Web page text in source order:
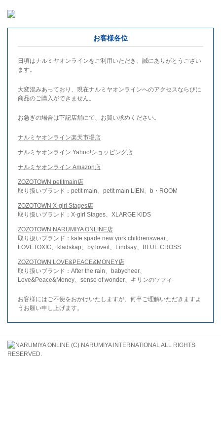
お客様各位
日頃はナルミヤオンラインをご利用いただき、誠にありがとうござい
ます。
大変混みあっており、現在ナルミヤオンラインへのアクセスならびに
商品のご購入ができません。
お急ぎの場合は下記店舗にて、お買い求めください。
ナルミヤオンライン楽天市場店
ナルミヤオンライン Yahoo!ショッピング店
ナルミヤオンライン Amazon店
ZOZOTOWN petitmain店
取り扱いブランド：petit main、petit main LIEN、b・ROOM
ZOZOTOWN X-girl Stages店
取り扱いブランド：X-girl Stages、XLARGE KIDS
ZOZOTOWN NARUMIYA ONLINE店
取り扱いブランド：kate spade new york childrenswear、
LOVETOXIC、kladskap、by loveit、Lindsay、BLUE CROSS
ZOZOTOWN LOVE&PEACE&MONEY店
取り扱いブランド：After the rain、babycheer、
Love&Peace&Money、sense of wonder、キリンのソフィ
お客様にはご不便をおかけいたしますが、何卒ご理解いただきますよ
うお願い申し上げます。